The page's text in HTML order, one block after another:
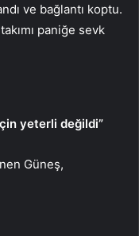
ve bağlantı koptu.
paniğe sevk
yeterli değildi”
Güneş,